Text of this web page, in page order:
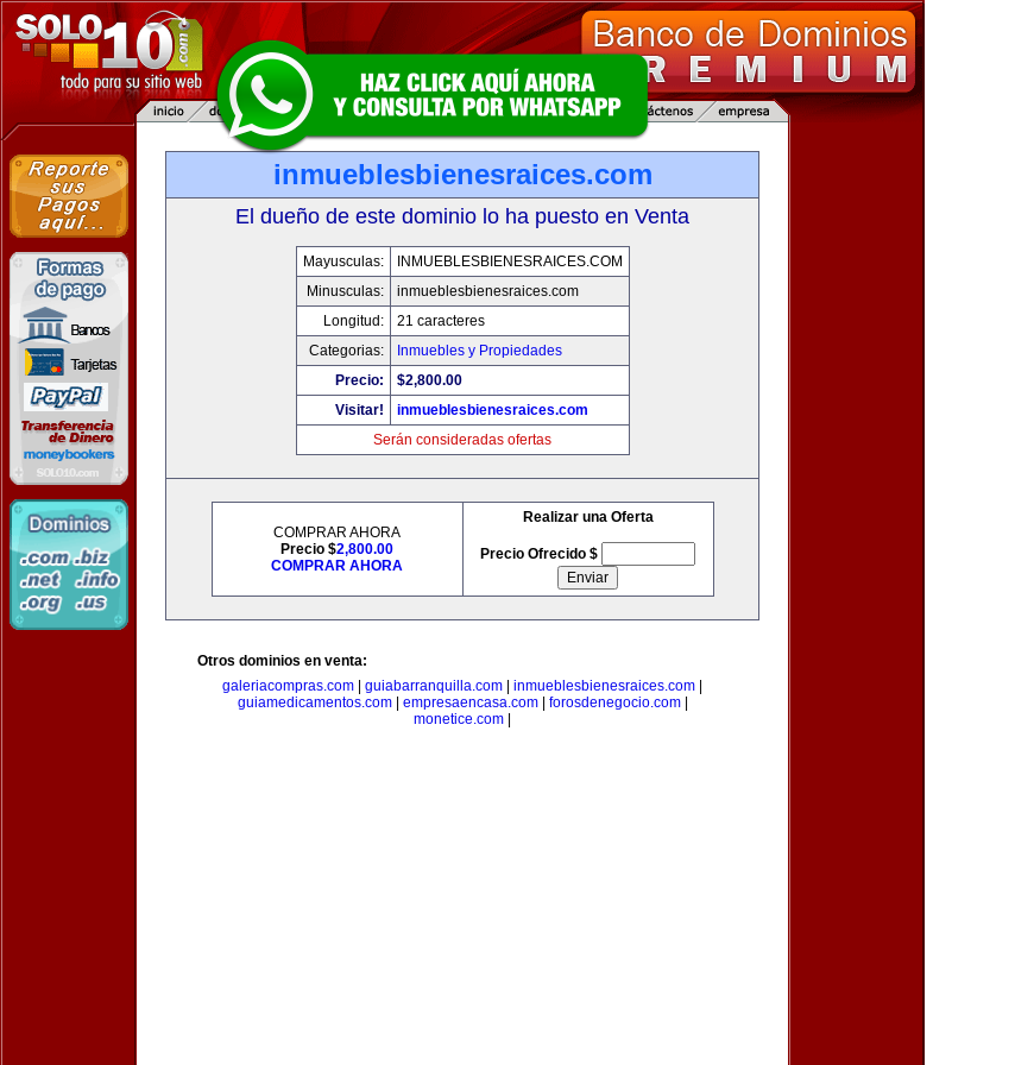
inmueblesbienesraices.com
El dueño de este dominio lo ha puesto en Venta
Mayusculas:
INMUEBLESBIENESRAICES.COM
Minusculas:
inmueblesbienesraices.com
Longitud:
21 caracteres
Categorias:
Inmuebles y Propiedades
Precio:
$2,800.00
Visitar!
inmueblesbienesraices.com
Serán consideradas ofertas
COMPRAR AHORA
Precio $2,800.00
COMPRAR AHORA
Realizar una Oferta
Precio Ofrecido $
Otros dominios en venta:
galeriacompras.com
guiabarranquilla.com inmueblesbienesraices.com
guiamedicamentos.com| empresaencasa.com| forosdenegocio.com|
monetice.com